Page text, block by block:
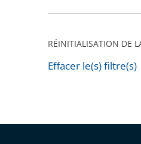
pour
après
RÉINITIALISATION DE
Effacer le(s) filtre(s)